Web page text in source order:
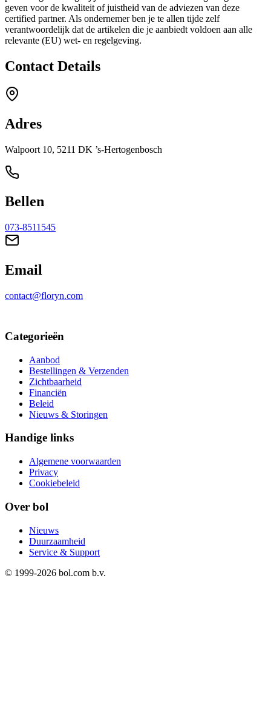
geven voor de kwaliteit of juistheid van de adviezen van deze
certified partner. Als ondernemer ben je te allen tijde zelf
verantwoordelijk dat de artikelen die je aanbiedt voldoen aan alle
relevante (EU) wet- en regelgeving.
Contact Details
Adres
Walpoort 10, 5211 DK ’s-Hertogenbosch
Bellen
073-8511545
Email
contact@floryn.com
Categorieën
Aanbod
Bestellingen & Verzenden
Zichtbaarheid
Financiën
Beleid
Nieuws & Storingen
Handige links
Algemene voorwaarden
Privacy
Cookiebeleid
Over bol
Nieuws
Duurzaamheid
Service & Support
© 1999-2026 bol.com b.v.